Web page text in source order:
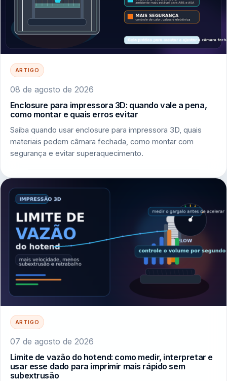
ARTIGO
08 de agosto de 2026
Enclosure para impressora 3D: quando vale a pena,
como montar e quais erros evitar
Saiba quando usar enclosure para impressora 3D, quais
materiais pedem câmara fechada, como montar com
segurança e evitar superaquecimento.
ARTIGO
07 de agosto de 2026
Limite de vazão do hotend: como medir, interpretar e
usar esse dado para imprimir mais rápido sem
subextrusão